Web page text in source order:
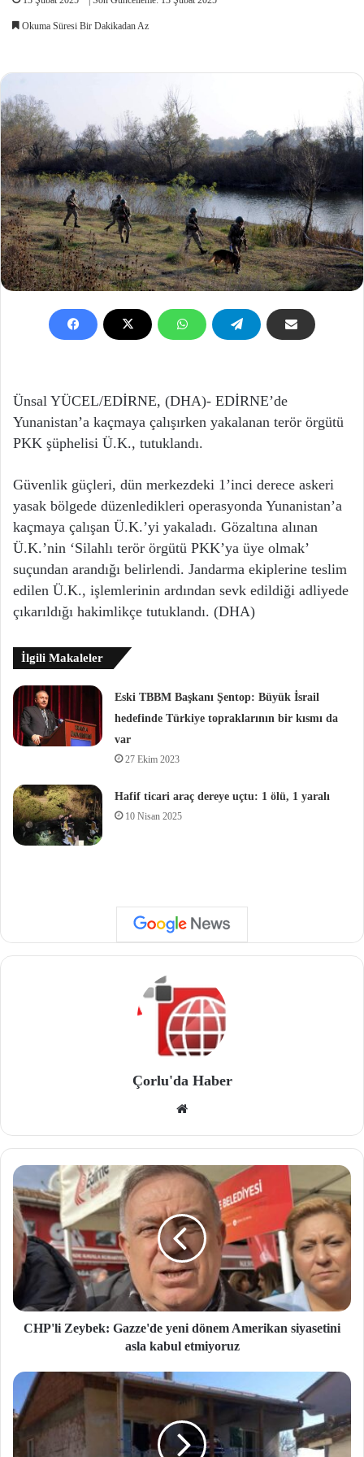
Okuma Süresi Bir Dakikadan Az
Ünsal YÜCEL/EDİRNE, (DHA)- EDİRNE’de
Yunanistan’a kaçmaya çalışırken yakalanan terör örgütü
PKK şüphelisi Ü.K., tutuklandı.
Güvenlik güçleri, dün merkezdeki 1’inci derece askeri
yasak bölgede düzenledikleri operasyonda Yunanistan’a
kaçmaya çalışan Ü.K.’yi yakaladı. Gözaltına alınan
Ü.K.’nin ‘Silahlı terör örgütü PKK’ya üye olmak’
suçundan arandığı belirlendi. Jandarma ekiplerine teslim
edilen Ü.K., işlemlerinin ardından sevk edildiği adliyede
çıkarıldığı hakimlikçe tutuklandı. (DHA)
İlgili Makaleler
Eski TBBM Başkanı Şentop: Büyük İsrail
hedefinde Türkiye topraklarının bir kısmı da
var
27 Ekim 2023
Hafif ticari araç dereye uçtu: 1 ölü, 1 yaralı
10 Nisan 2025
Çorlu'da Haber
site
si
CHP'li Zeybek: Gazze'de yeni dönem Amerikan siyasetini
asla kabul etmiyoruz